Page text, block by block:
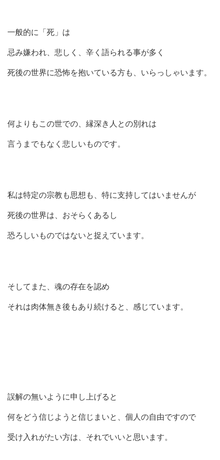
一般的に「死」は
忌み嫌われ、悲しく、辛く語られる事が多く
死後の世界に恐怖を抱いている方も、いらっしゃいます。
何よりもこの世での、縁深き人との別れは
言うまでもなく悲しいものです。
私は特定の宗教も思想も、特に支持してはいませんが
死後の世界は、おそらくあるし
恐ろしいものではないと捉えています。
そしてまた、魂の存在を認め
それは肉体無き後もあり続けると、感じています。
誤解の無いように申し上げると
何をどう信じようと信じまいと、個人の自由ですので
受け入れがたい方は、それでいいと思います。